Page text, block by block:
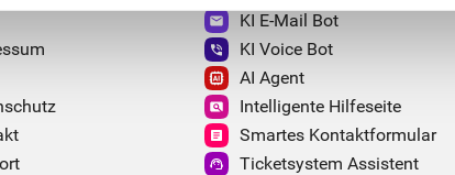
KI E-Mail Bot
KI Voice Bot
AI Agent
Intelligente Hilfeseite
Smartes Kontaktformular
Ticketsystem Assistent